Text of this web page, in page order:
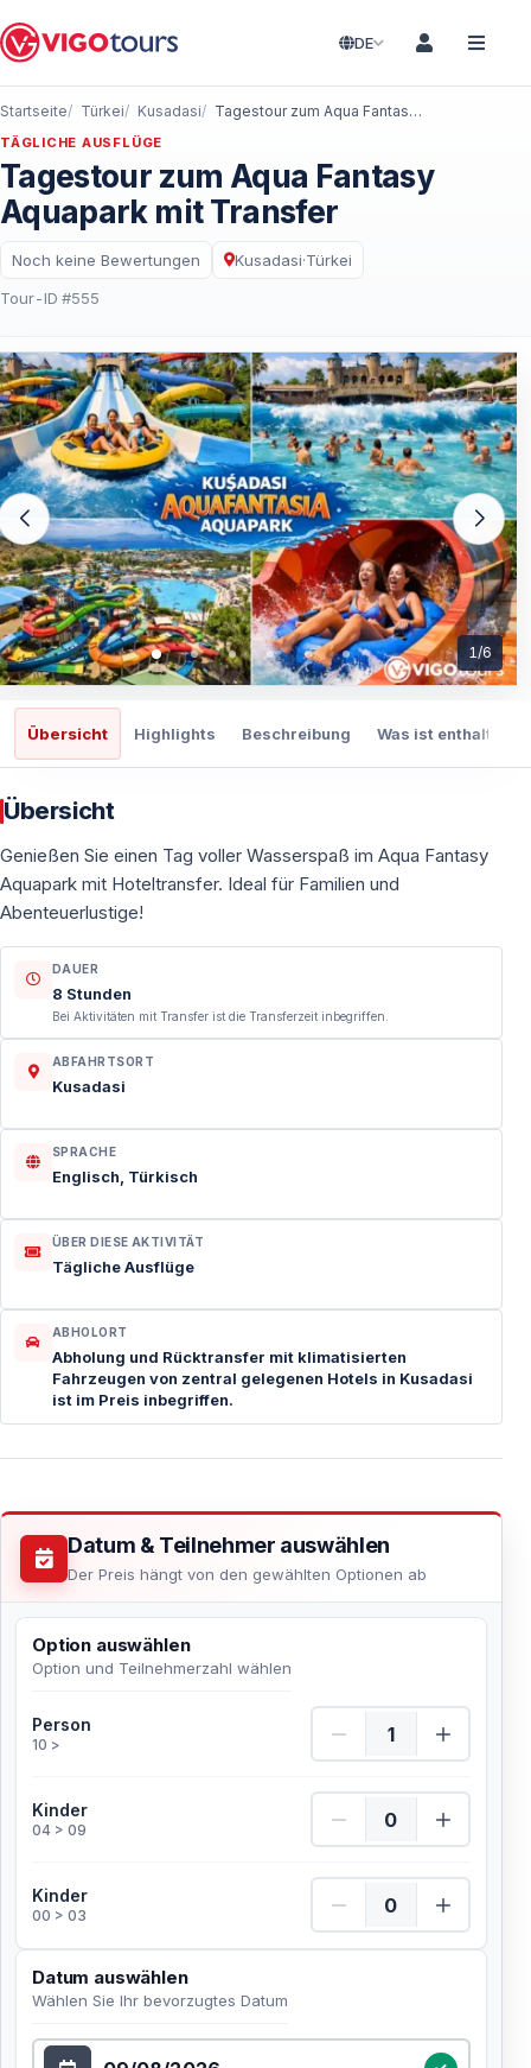
DE
Startseite Türkei Kusadasi Tagestour zum Aqua Fantasy Aquapark mit Transfer
TÄGLICHE AUSFLÜGE
Tagestour zum Aqua Fantasy
Aquapark mit Transfer
Noch keine Bewertungen Kusadasi·Türkei
Tour-ID #555
1/6
Übersicht Highlights Beschreibung Was ist enthalten
Übersicht
Genießen Sie einen Tag voller Wasserspaß im Aqua Fantasy
Aquapark mit Hoteltransfer. Ideal für Familien und
Abenteuerlustige!
DAUER
8 Stunden
Bei Aktivitäten mit Transfer ist die Transferzeit inbegriffen.
ABFAHRTSORT
Kusadasi
SPRACHE
Englisch, Türkisch
ÜBER DIESE AKTIVITÄT
Tägliche Ausflüge
ABHOLORT
Abholung und Rücktransfer mit klimatisierten
Fahrzeugen von zentral gelegenen Hotels in Kusadasi
ist im Preis inbegriffen.
Datum & Teilnehmer auswählen
Der Preis hängt von den gewählten Optionen ab
Option auswählen
Option und Teilnehmerzahl wählen
Person
10 >
Person Menge
Kinder
04 > 09
Kinder Menge
Kinder
00 > 03
Kinder Menge
Datum auswählen
Wählen Sie Ihr bevorzugtes Datum
Datum auswählen